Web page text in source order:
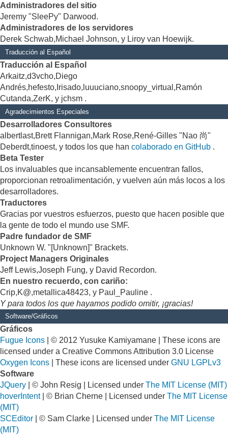
Administradores del sitio
Jeremy "SleePy" Darwood.
Administradores de los servidores
Derek Schwab,Michael Johnson, y Liroy van Hoewijk.
Traducción al Español
Traducción al Español
Arkaitz,d3vcho,Diego
Andrés,hefesto,Irisado,luuuciano,snoopy_virtual,Ramón
Cutanda,ZerK, y jchsm .
Agradecimientos Especiales
Desarrolladores Consultores
albertlast,Brett Flannigan,Mark Rose,René-Gilles "Nao 尚"
Deberdt,tinoest, y todos los que han colaborado en GitHub .
Beta Tester
Los invaluables que incansablemente encuentran fallos,
proporcionan retroalimentación, y vuelven aún más locos a los
desarrolladores.
Traductores
Gracias por vuestros esfuerzos, puesto que hacen posible que
la gente de todo el mundo use SMF.
Padre fundador de SMF
Unknown W. "[Unknown]" Brackets.
Project Managers Originales
Jeff Lewis,Joseph Fung, y David Recordon.
En nuestro recuerdo, con cariño:
Crip,K@,metallica48423, y Paul_Pauline .
Y para todos los que hayamos podido omitir, ¡gracias!
Software/Gráficos
Gráficos
Fugue Icons | © 2012 Yusuke Kamiyamane | These icons are
licensed under a Creative Commons Attribution 3.0 License
Oxygen Icons | These icons are licensed under GNU LGPLv3
Software
JQuery | © John Resig | Licensed under The MIT License (MIT)
hoverIntent| © Brian Cherne | Licensed under The MIT License
(MIT)
SCEditor | © Sam Clarke | Licensed under The MIT License
(MIT)